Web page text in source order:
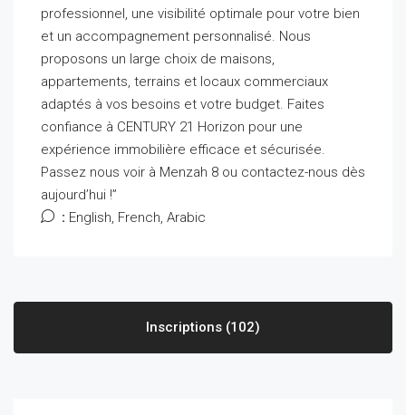
professionnel, une visibilité optimale pour votre bien
et un accompagnement personnalisé. Nous
proposons un large choix de maisons,
appartements, terrains et locaux commerciaux
adaptés à vos besoins et votre budget. Faites
confiance à CENTURY 21 Horizon pour une
expérience immobilière efficace et sécurisée.
Passez nous voir à Menzah 8 ou contactez-nous dès
aujourd’hui !”
: English, French, Arabic
Inscriptions (102)